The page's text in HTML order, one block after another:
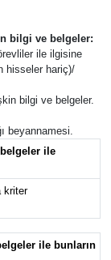
bilgi ve belgeler:
ile ilgisine
hisseler hariç)/
bilgi ve belgeler.
beyannamesi.
ile
kriter
ile bunların